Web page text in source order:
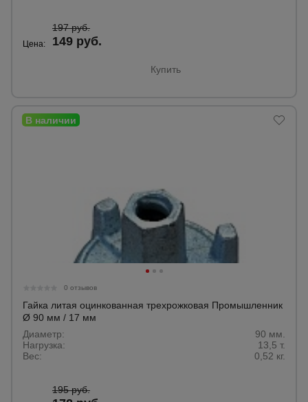
Цена:
197 руб.
149 руб.
Купить
0 отзывов
Гайка литая оцинкованная трехрожковая Промышленник
Ø 90 мм / 17 мм
Диаметр:
90 мм.
Нагрузка:
13,5 т.
Вес:
0,52 кг.
195 руб.